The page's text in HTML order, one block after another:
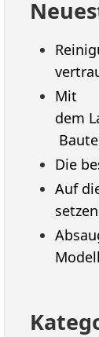
Mit
dem
Die
Auf